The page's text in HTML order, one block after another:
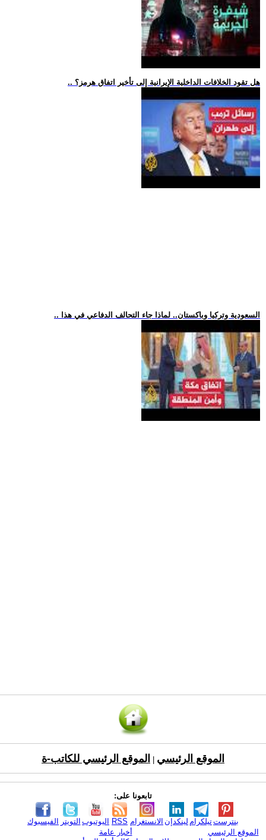
.. هل تقود الخلافات الداخلية الإيرانية إلى تأخير اتفاق هرمز؟
.. السعودية وتركيا وباكستان.. لماذا جاء التحالف الدفاعي في هذا
الموقع الرئيسي الموقع الرئيسي للكاتب-ة
تابعونا على:
الفيسبوك التويتر اليوتيوب RSS الانستغرام لينكدإن تيلكرامبنترست
الموقع الرئيسي
أخبار عامة